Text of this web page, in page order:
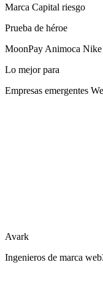
Marca Capital riesgo
Prueba de héroe
MoonPay Animoca Nike
Lo mejor para
Empresas emergentes
Avark
Ingenieros de marca